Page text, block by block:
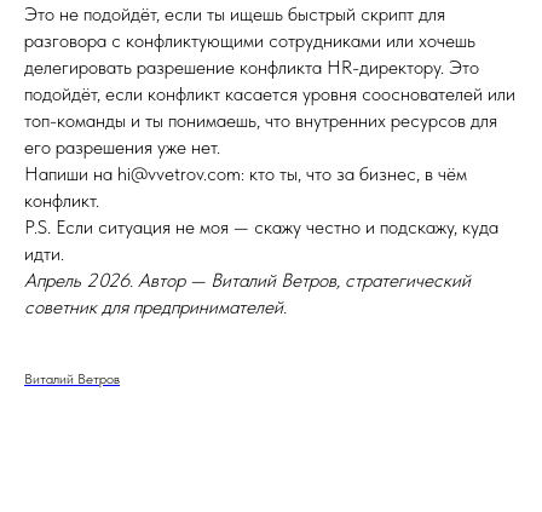
Это не подойдёт, если ты ищешь быстрый скрипт для
разговора с конфликтующими сотрудниками или хочешь
делегировать разрешение конфликта HR-директору. Это
подойдёт, если конфликт касается уровня сооснователей или
топ-команды и ты понимаешь, что внутренних ресурсов для
его разрешения уже нет.
Напиши на hi@vvetrov.com: кто ты, что за бизнес, в чём
конфликт.
P.S. Если ситуация не моя — скажу честно и подскажу, куда
идти.
Апрель 2026. Автор — Виталий Ветров, стратегический
советник для предпринимателей.
Виталий Ветров